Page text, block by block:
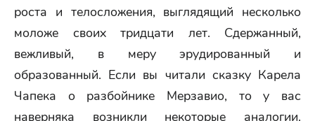
роста и телосложения, выглядящий несколько
моложе своих тридцати лет. Сдержанный,
вежливый, в меру эрудированный и
образованный. Если вы читали сказку Карела
Чапека о разбойнике Мерзавио, то у вас
наверняка возникли некоторые аналогии.